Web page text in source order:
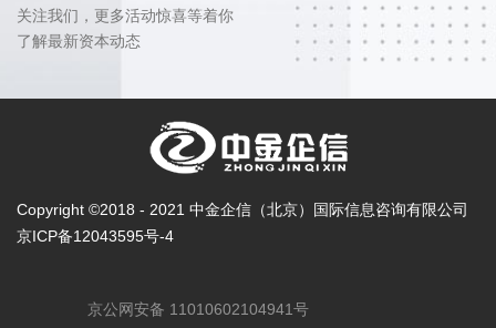
关注我们，更多活动惊喜等着你
了解最新资本动态
Copyright ©2018 - 2021 中金企信（北京）国际信息咨询有限公司
京ICP备12043595号-4
京公网安备 11010602104941号